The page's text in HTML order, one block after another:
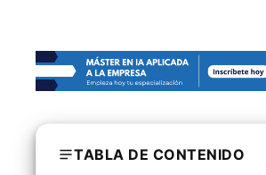
TABLA DE CONTENIDO